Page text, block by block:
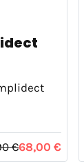
€68,00 €